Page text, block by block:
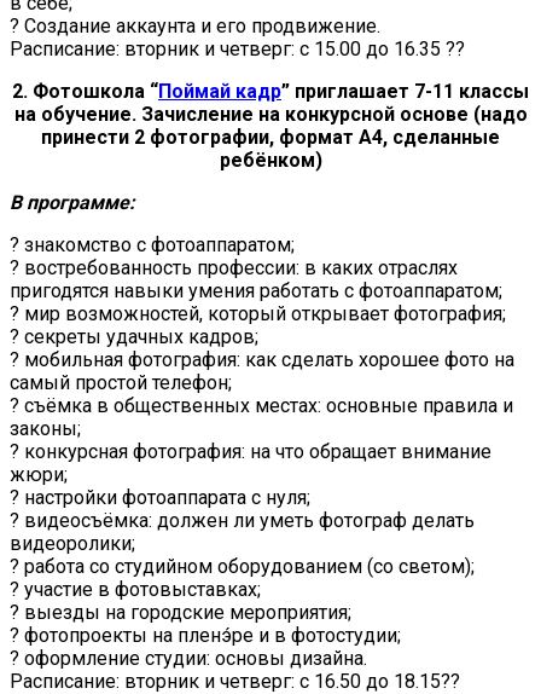
? Создание аккаунта и его продвижение.
Расписание: вторник и четверг: с 15.00 до 16.35 ??
2. Фотошкола “Поймай кадр” приглашает 7-11 классы
на обучение. Зачисление на конкурсной основе (надо
принести 2 фотографии, формат А4, сделанные
ребёнком)
В программе:
? знакомство с фотоаппаратом;
? востребованность профессии: в каких отраслях
пригодятся навыки умения работать с фотоаппаратом;
? мир возможностей, который открывает фотография;
? секреты удачных кадров;
? мобильная фотография: как сделать хорошее фото на
самый простой телефон;
? съёмка в общественных местах: основные правила и
законы;
? конкурсная фотография: на что обращает внимание
жюри;
? настройки фотоаппарата с нуля;
? видеосъёмка: должен ли уметь фотограф делать
видеоролики;
? работа со студийном оборудованием (со светом);
? участие в фотовыставках;
? выезды на городские мероприятия;
? фотопроекты на пленэ́ре и в фотостудии;
? оформление студии: основы дизайна.
Расписание: вторник и четверг: с 16.50 до 18.15??